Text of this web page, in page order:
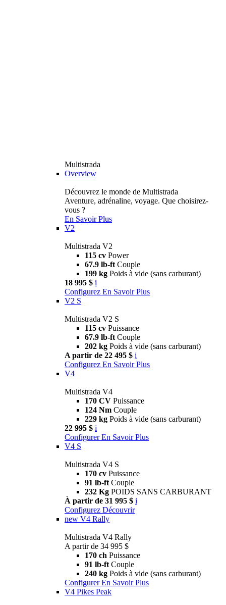
Multistrada
Overview
Découvrez le monde de Multistrada
Aventure, adrénaline, voyage. Que choisirez-
vous ?
En Savoir Plus
V2
Multistrada V2
115 cv Power
67.9 lb-ft Couple
199 kg Poids à vide (sans carburant)
18 995 $ i
Configurez En Savoir Plus
V2 S
Multistrada V2 S
115 cv Puissance
67.9 lb-ft Couple
202 kg Poids à vide (sans carburant)
A partir de 22 495 $ i
Configurez En Savoir Plus
V4
Multistrada V4
170 CV Puissance
124 Nm Couple
229 kg Poids à vide (sans carburant)
22 995 $ i
Configurer En Savoir Plus
V4 S
Multistrada V4 S
170 cv Puissance
91 lb-ft Couple
232 Kg POIDS SANS CARBURANT
À partir de 31 995 $ i
Configurez Découvrir
new V4 Rally
Multistrada V4 Rally
A partir de 34 995 $
170 ch Puissance
91 lb-ft Couple
240 kg Poids à vide (sans carburant)
Configurer En Savoir Plus
V4 Pikes Peak